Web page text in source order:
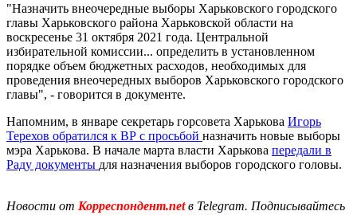
"Назначить внеочередные выборы Харьковского городского
главы Харьковского района Харьковской области на
воскресенье 31 октября 2021 года. Центральной
избирательной комиссии... определить в установленном
порядке объем бюджетных расходов, необходимых для
проведения внеочередных выборов Харьковского городского
главы", - говорится в документе.
Напомним, в январе секретарь горсовета Харькова Игорь
Терехов обратился к ВР с просьбой назначить новые выборы
мэра Харькова. В начале марта власти Харькова передали в
Раду документы для назначения выборов городского головы.
Новости от Корреспондент.netв Telegram. Подписывайтесь